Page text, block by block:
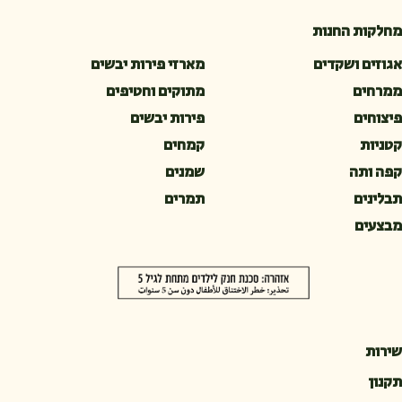
מחלקות החנות
אגוזים ושקדים
מארזי פירות יבשים
ממרחים
מתוקים וחטיפים
פיצוחים
פירות יבשים
קטניות
קמחים
קפה ותה
שמנים
תבלינים
תמרים
מבצעים
שירות
תקנון